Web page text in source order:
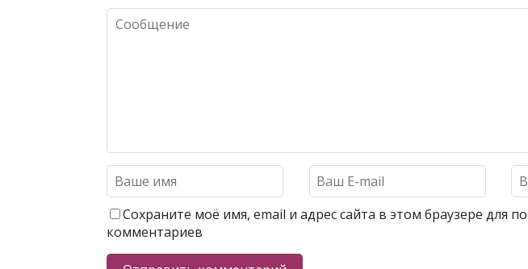
Сохраните моё имя, email и адрес сайта в этом браузере для
комментариев